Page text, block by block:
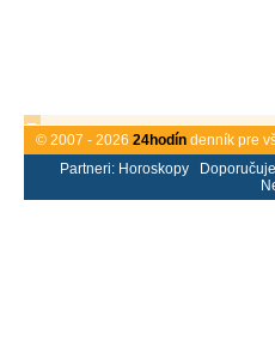
© 2007 - 2026 24hodín denník pre
Partneri: Horoskopy